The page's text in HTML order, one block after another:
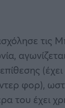
τις
(έχει
φορ),
του έχει